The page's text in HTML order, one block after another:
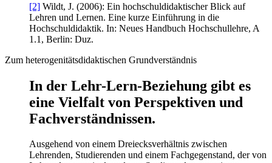
[2] Wildt, J. (2006): Ein hochschuldidaktischer Blick auf
Lehren und Lernen. Eine kurze Einführung in die
Hochschuldidaktik. In: Neues Handbuch Hochschullehre, A
1.1, Berlin: Duz.
Zum heterogenitätsdidaktischen Grundverständnis
In der Lehr-Lern-Beziehung gibt es
eine Vielfalt von Perspektiven und
Fachverständnissen.
Ausgehend von einem Dreiecksverhältnis zwischen
Lehrenden, Studierenden und einem Fachgegenstand, der von